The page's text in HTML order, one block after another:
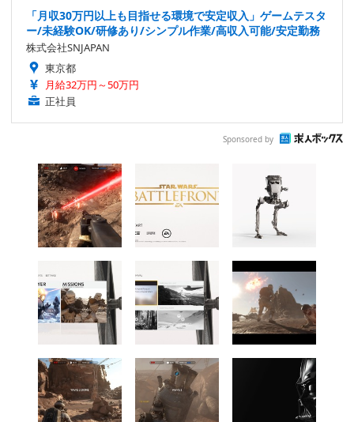
「月収30万円以上も目指せる環境で安定収入」ゲームテスタ
ー/未経験OK/研修あり/シンプル作業/高収入可能/安定勤務
株式会社SNJAPAN
東京都
月給32万円～50万円
正社員
Sponsored by